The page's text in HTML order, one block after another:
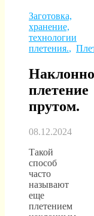
Заготовка,
хранение,
технологии
плетения.,
плетение
прутом.
08.12.2024
Такой
способ
часто
называют
еще
плетением